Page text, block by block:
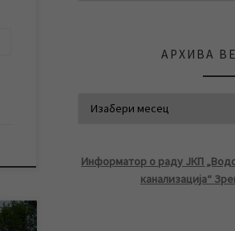
АРХИВА
Информатор о раду ЈКП
канализација“